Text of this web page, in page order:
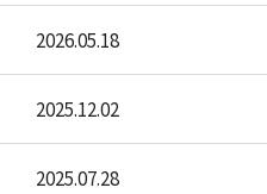
2026.05.18
2025.12.02
2025.07.28